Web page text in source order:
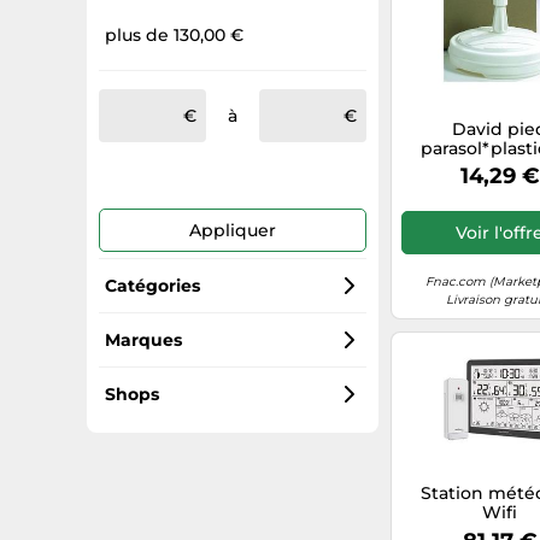
plus de 130,00 €
à
Appliquer
Catégories
Ustensiles de cuisine
Montres connectées
Marques
Whirlpool
Shops
David
10703 Blanc
14,29 €
Voir
Fnac.com
Livraison
Station
Wifi